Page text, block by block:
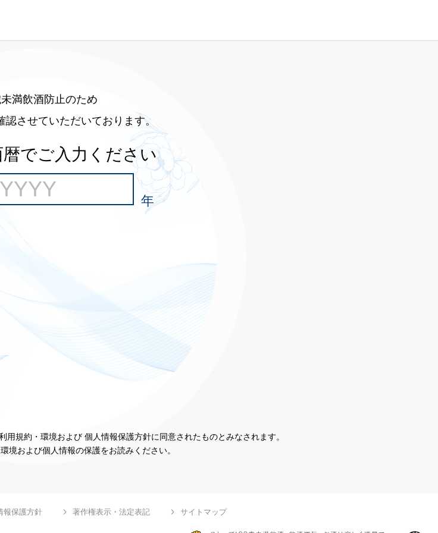
満飲酒防止のため
認させていただいております。
でご入力ください
年
規約・環境および 個人情報保護方針に同意されたものとみなされます。
境および個人情報の保護をお読みください。
報保護方針 著作権表示・法定表記 サイトマップ